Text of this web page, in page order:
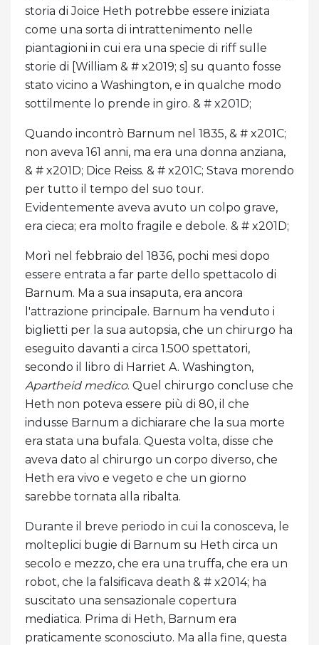
storia di Joice Heth potrebbe essere iniziata
come una sorta di intrattenimento nelle
piantagioni in cui era una specie di riff sulle
storie di [William & # x2019; s] su quanto fosse
stato vicino a Washington, e in qualche modo
sottilmente lo prende in giro. & # x201D;
Quando incontrò Barnum nel 1835, & # x201C;
non aveva 161 anni, ma era una donna anziana,
& # x201D; Dice Reiss. & # x201C; Stava morendo
per tutto il tempo del suo tour.
Evidentemente aveva avuto un colpo grave,
era cieca; era molto fragile e debole. & # x201D;
Morì nel febbraio del 1836, pochi mesi dopo
essere entrata a far parte dello spettacolo di
Barnum. Ma a sua insaputa, era ancora
l'attrazione principale. Barnum ha venduto i
biglietti per la sua autopsia, che un chirurgo ha
eseguito davanti a circa 1.500 spettatori,
secondo il libro di Harriet A. Washington,
Apartheid medico. Quel chirurgo concluse che
Heth non poteva essere più di 80, il che
indusse Barnum a dichiarare che la sua morte
era stata una bufala. Questa volta, disse che
aveva dato al chirurgo un corpo diverso, che
Heth era vivo e vegeto e che un giorno
sarebbe tornata alla ribalta.
Durante il breve periodo in cui la conosceva, le
molteplici bugie di Barnum su Heth circa un
secolo e mezzo, che era una truffa, che era un
robot, che la falsificava death & # x2014; ha
suscitato una sensazionale copertura
mediatica. Prima di Heth, Barnum era
praticamente sconosciuto. Ma alla fine, questa